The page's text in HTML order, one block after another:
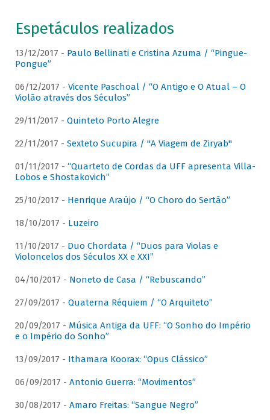
Espetáculos realizados
13/12/2017 - Paulo Bellinati e Cristina Azuma / “Pingue-
Pongue”
06/12/2017 - Vicente Paschoal / “O Antigo e O Atual – O
Violão através dos Séculos”
29/11/2017 - Quinteto Porto Alegre
22/11/2017 - Sexteto Sucupira / "A Viagem de Ziryab"
01/11/2017 - “Quarteto de Cordas da UFF apresenta Villa-
Lobos e Shostakovich”
25/10/2017 - Henrique Araújo / “O Choro do Sertão”
18/10/2017 - Luzeiro
11/10/2017 - Duo Chordata / “Duos para Violas e
Violoncelos dos Séculos XX e XXI”
04/10/2017 - Noneto de Casa / “Rebuscando”
27/09/2017 - Quaterna Réquiem / “O Arquiteto”
20/09/2017 - Música Antiga da UFF: “O Sonho do Império
e o Império do Sonho”
13/09/2017 - Ithamara Koorax: “Opus Clássico”
06/09/2017 - Antonio Guerra: “Movimentos”
30/08/2017 - Amaro Freitas: “Sangue Negro”